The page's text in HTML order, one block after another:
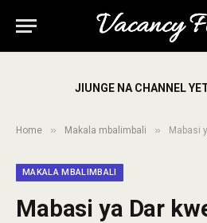
JIUNGE NA CHANNEL
Home » Makala mbalimbali » Mabasi
MAKALA MBALIMBALI
Mabasi ya Dar